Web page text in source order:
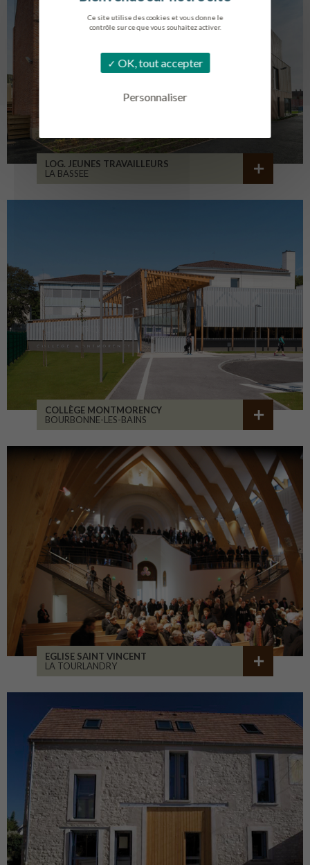
Ce site utilise des cookies et vous donne le
contrôle sur ce que vous souhaitez activer.
OK, tout accepter
Personnaliser
LOG. JEUNES TRAVAILLEURS
LA BASSEE
COLLÈGE MONTMORENCY
BOURBONNE-LES-BAINS
EGLISE SAINT VINCENT
LA TOURLANDRY